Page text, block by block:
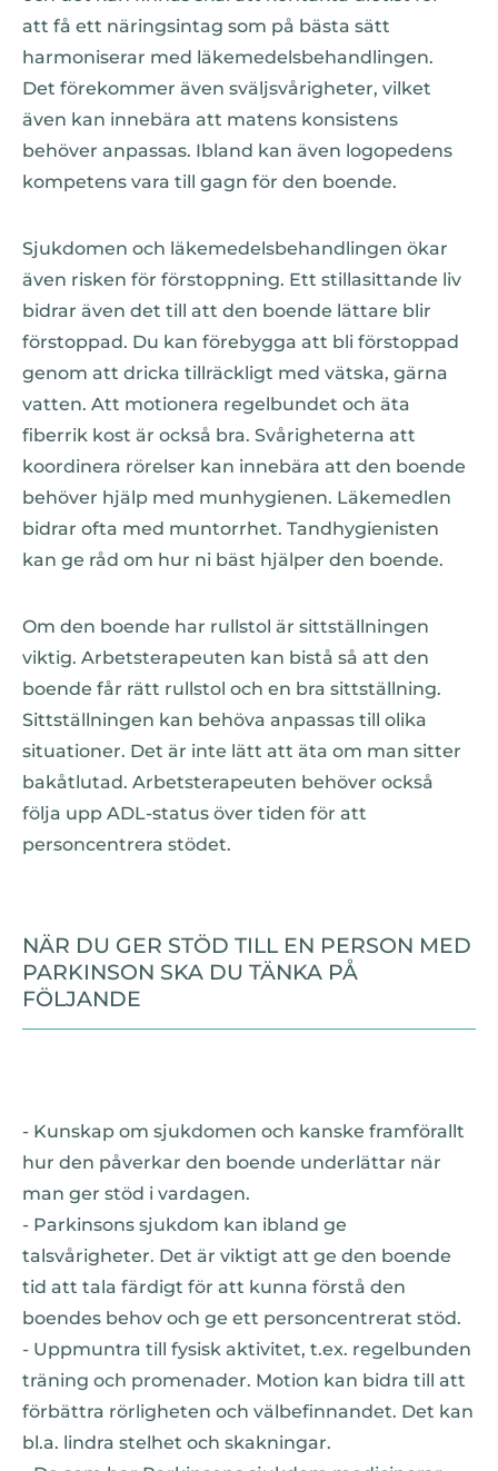
att få ett näringsintag som på bästa sätt
harmoniserar med läkemedelsbehandlingen.
Det förekommer även sväljsvårigheter, vilket
även kan innebära att matens konsistens
behöver anpassas. Ibland kan även logopedens
kompetens vara till gagn för den boende.
Sjukdomen och läkemedelsbehandlingen ökar
även risken för förstoppning. Ett stillasittande liv
bidrar även det till att den boende lättare blir
förstoppad. Du kan förebygga att bli förstoppad
genom att dricka tillräckligt med vätska, gärna
vatten. Att motionera regelbundet och äta
fiberrik kost är också bra. Svårigheterna att
koordinera rörelser kan innebära att den boende
behöver hjälp med munhygienen. Läkemedlen
bidrar ofta med muntorrhet. Tandhygienisten
kan ge råd om hur ni bäst hjälper den boende.
Om den boende har rullstol är sittställningen
viktig. Arbetsterapeuten kan bistå så att den
boende får rätt rullstol och en bra sittställning.
Sittställningen kan behöva anpassas till olika
situationer. Det är inte lätt att äta om man sitter
bakåtlutad. Arbetsterapeuten behöver också
följa upp ADL-status över tiden för att
personcentrera stödet.
NÄR DU GER STÖD TILL EN PERSON MED
PARKINSON SKA DU TÄNKA PÅ
FÖLJANDE
- Kunskap om sjukdomen och kanske framförallt
hur den påverkar den boende underlättar när
man ger stöd i vardagen.
- Parkinsons sjukdom kan ibland ge
talsvårigheter. Det är viktigt att ge den boende
tid att tala färdigt för att kunna förstå den
boendes behov och ge ett personcentrerat stöd.
- Uppmuntra till fysisk aktivitet, t.ex. regelbunden
träning och promenader. Motion kan bidra till att
förbättra rörligheten och välbefinnandet. Det kan
bl.a. lindra stelhet och skakningar.